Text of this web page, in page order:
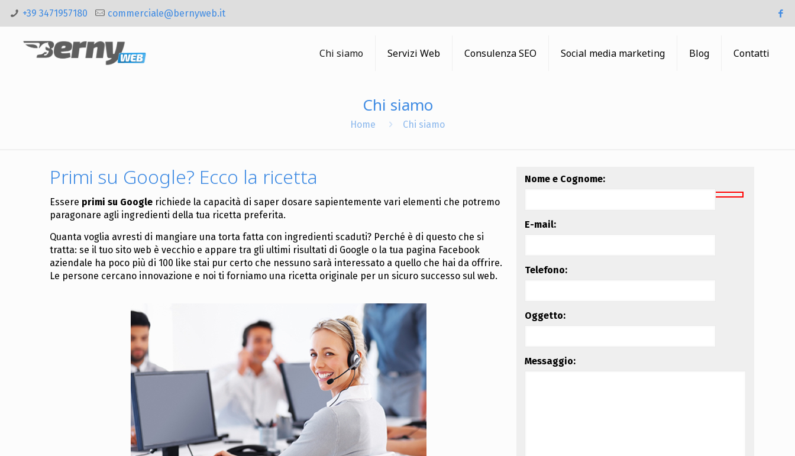
+39 3471957180 commerciale@bernyweb.it
Chi siamo Servizi Web Consulenza SEO Social media marketing Blog Contatti
Chi siamo
Home Chi siamo
Primi su Google? Ecco la ricetta
Essere primi su Google richiede la capacità di saper dosare sapientemente vari elementi che potremo
paragonare agli ingredienti della tua ricetta preferita.
Quanta voglia avresti di mangiare una torta fatta con ingredienti scaduti? Perché è di questo che si
tratta: se il tuo sito web è vecchio e appare tra gli ultimi risultati di Google o la tua pagina Facebook
aziendale ha poco più di 100 like stai pur certo che nessuno sarà interessato a quello che hai da offrire.
Le persone cercano innovazione e noi ti forniamo una ricetta originale per un sicuro successo sul web.
Nome e Cognome:
E-mail:
Telefono:
Oggetto:
Messaggio: